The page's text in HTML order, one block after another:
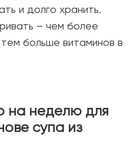
и долго хранить.
– чем более
больше витаминов в
на неделю для
супа из